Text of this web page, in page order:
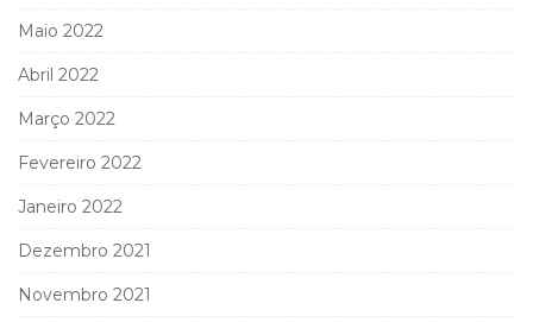
Maio 2022
Abril 2022
Março 2022
Fevereiro 2022
Janeiro 2022
Dezembro 2021
Novembro 2021